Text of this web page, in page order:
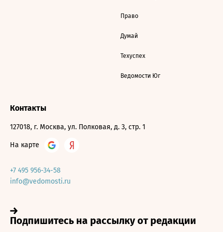
Право
Думай
Техуспех
Ведомости Юг
Контакты
127018, г. Москва, ул. Полковая, д. 3, стр. 1
На карте
+7 495 956-34-58
info@vedomosti.ru